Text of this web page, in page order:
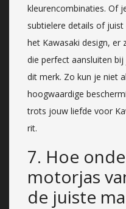
kleurencombinaties. Of
subtielere details of
het Kawasaki design, er
die perfect aansluiten
dit merk. Zo kun je niet
hoogwaardige
trots jouw liefde voor
rit.
7. Hoe
motorjas
de juiste